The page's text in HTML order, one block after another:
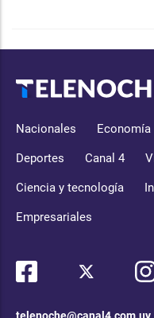
Nacionales Economía
Deportes Canal 4
Ciencia y tecnología
Empresariales